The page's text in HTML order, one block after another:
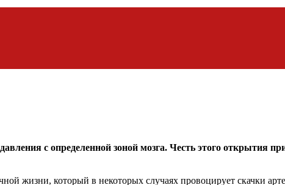
с определенной зоной мозга. Честь этого открытия
жизни, который в некоторых случаях провоцирует скачки